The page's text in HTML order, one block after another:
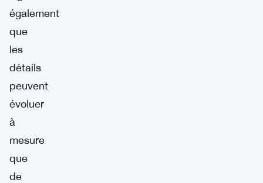
également
que
les
détails
peuvent
évoluer
à
mesure
que
de